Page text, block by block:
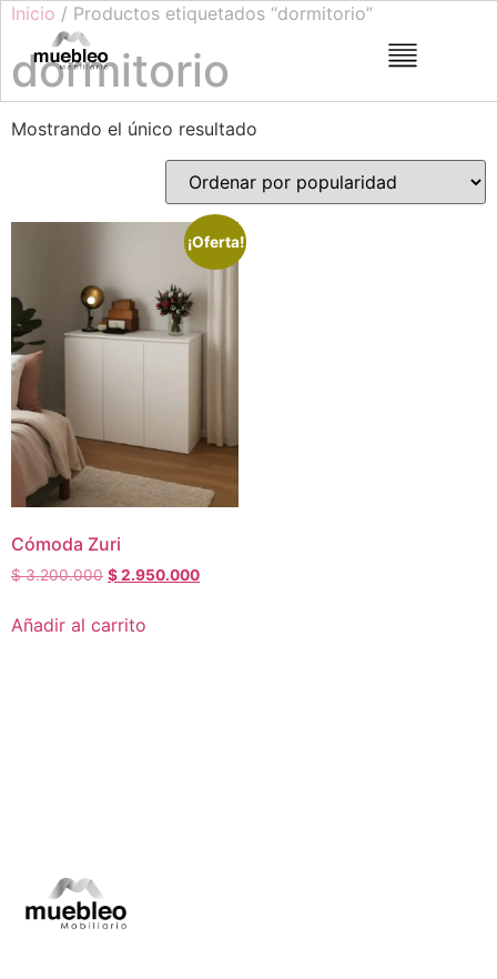
Inicio / Productos etiquetados “dormitorio”
dormitorio
Mostrando el único resultado
¡Oferta!
Cómoda Zuri
$3.200.000 $2.950.000
Añadir al carrito